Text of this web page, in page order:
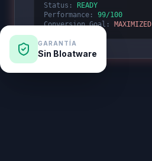
Status:
READY
Performance: 99/100
Conversion_Goal: MAXIMIZED
GARANTÍA
Sin Bloatware